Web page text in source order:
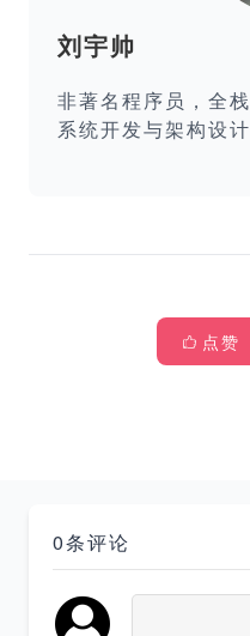
刘宇帅
非著名程序员，全
系统开发与架构设计
点赞
0条评论